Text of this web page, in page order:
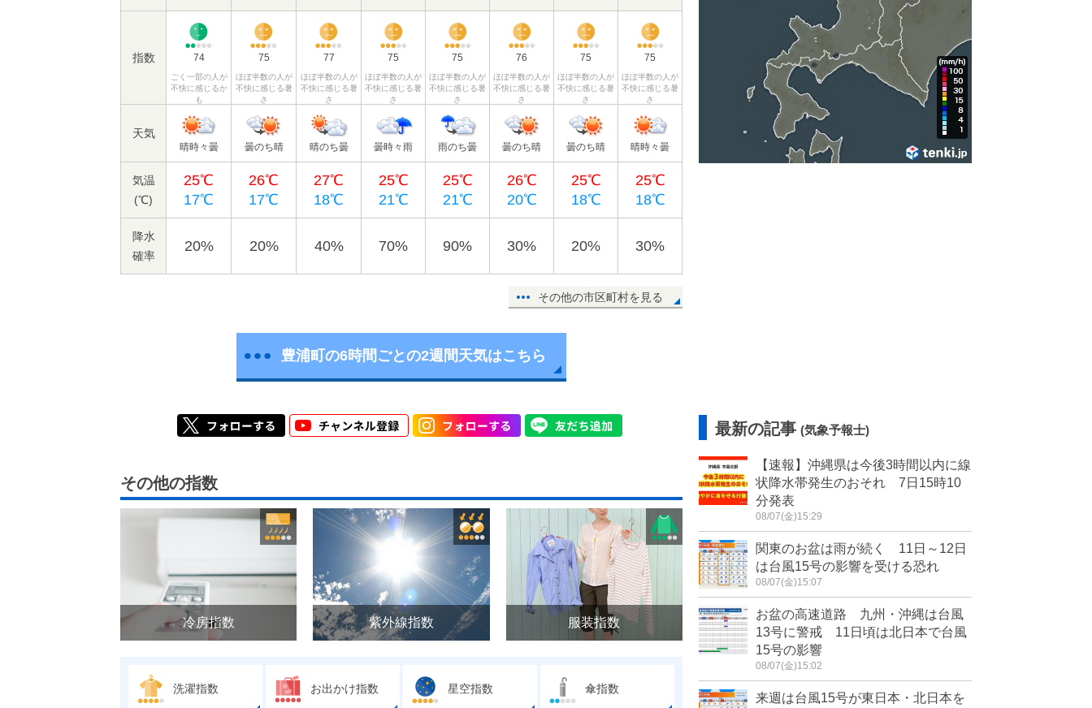
指数 74
ごく一部の人が
不快に感じるか
も
75
ほぼ半数の人が
不快に感じる暑
さ
77
ほぼ半数の人が
不快に感じる暑
さ
75
ほぼ半数の人が
不快に感じる暑
さ
75
ほぼ半数の人が
不快に感じる暑
さ
76
ほぼ半数の人が
不快に感じる暑
さ
75
ほぼ半数の人が
不快に感じる暑
さ
75
ほぼ半数の人が
不快に感じる暑
さ
天気
晴時々曇 曇のち晴 晴のち曇 曇時々雨 雨のち曇 曇のち晴 曇のち晴 晴時々曇
気温
(℃)
25℃
17℃
26℃
17℃
27℃
18℃
25℃
21℃
25℃
21℃
26℃
20℃
25℃
18℃
25℃
18℃
降水
確率
20% 20% 40% 70% 90% 30% 20% 30%
その他の市区町村を見る
豊浦町の6時間ごとの2週間天気はこちら
その他の指数
冷房指数 紫外線指数 服装指数
洗濯指数 お出かけ指数 星空指数 傘指数
最新の記事 (気象予報士)
【速報】沖縄県は今後3時間以内に線
状降水帯発生のおそれ 7日15時10
分発表
08/07(金)15:29
関東のお盆は雨が続く 11日～12日
は台風15号の影響を受ける恐れ
08/07(金)15:07
お盆の高速道路 九州・沖縄は台風
13号に警戒 11日頃は北日本で台風
15号の影響
08/07(金)15:02
来週は台風15号が東日本・北日本を